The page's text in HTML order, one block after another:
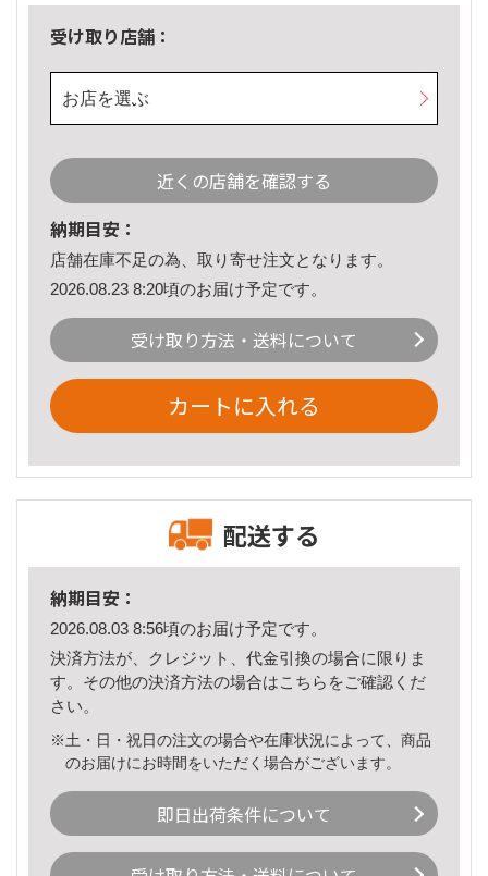
受け取り店舗：
お店を選ぶ
近くの店舗を確認する
納期目安：
店舗在庫不足の為、取り寄せ注文となります。
2026.08.23 8:20頃のお届け予定です。
受け取り方法・送料について
カートに入れる
配送する
納期目安：
2026.08.03 8:56頃のお届け予定です。
決済方法が、クレジット、代金引換の場合に限りま
す。その他の決済方法の場合はこちら をご確認くだ
さい。
※土・日・祝日の注文の場合や在庫状況によって、商品
のお届けにお時間をいただく場合がございます。
即日出荷条件について